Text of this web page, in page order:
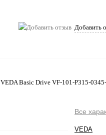
Добавить
VEDA Basic Drive VF-101-P315-
Все
VEDA